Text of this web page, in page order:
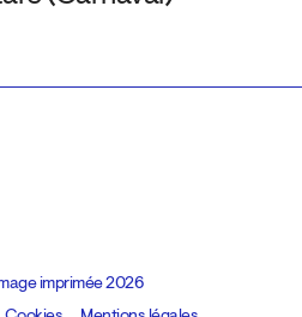
imprimée 2026